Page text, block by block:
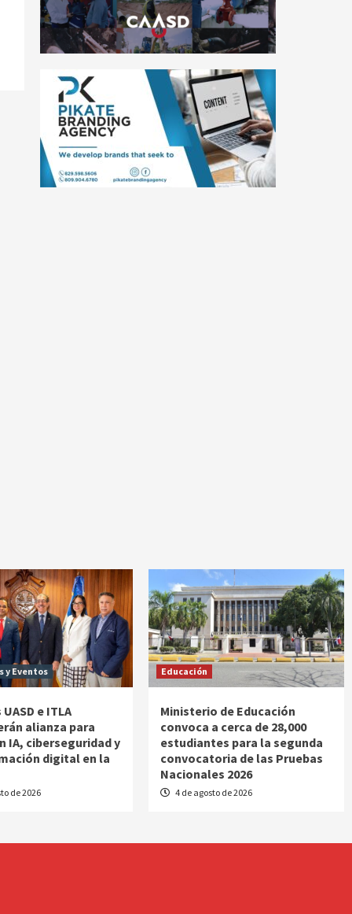
y Eventos
e ITLA
alianza para
IA, ciberseguridad y
digital en la
de 2026
Educación
Ministerio de Educación
convoca a cerca de 28,000
estudiantes para la segunda
convocatoria de las Pruebas
Nacionales 2026
4 de agosto de 2026